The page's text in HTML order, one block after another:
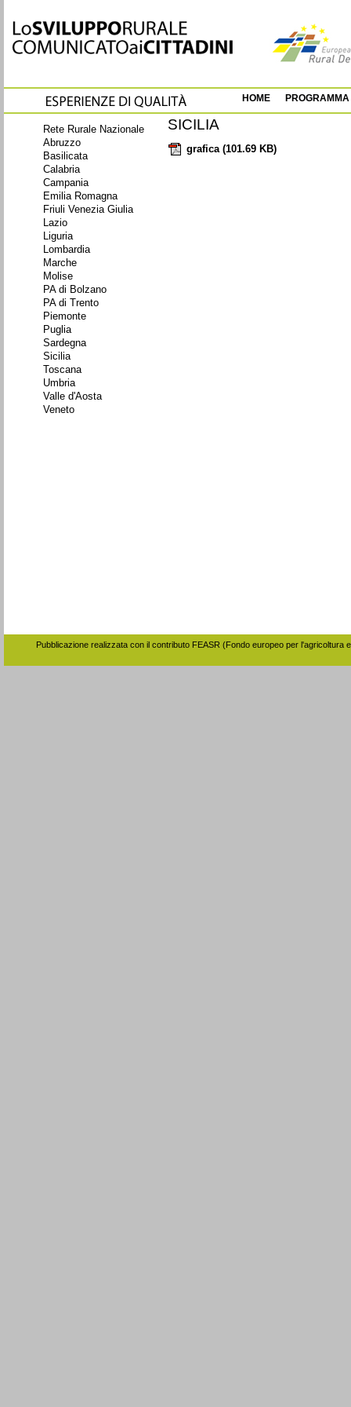
HOME PROGRAMMA
Rete Rurale Nazionale
Abruzzo
Basilicata
Calabria
Campania
Emilia Romagna
Friuli Venezia Giulia
Lazio
Liguria
Lombardia
Marche
Molise
PA di Bolzano
PA di Trento
Piemonte
Puglia
Sardegna
Sicilia
Toscana
Umbria
Valle d'Aosta
Veneto
SICILIA
grafica(101.69 KB)
Pubblicazione realizzata con il contributo FEASR (Fondo europeo per